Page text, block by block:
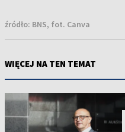
źródło: BNS, fot. Canva
WIĘCEJ NA TEN TEMAT